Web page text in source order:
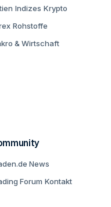
Indizes Krypto
Rohstoffe
& Wirtschaft
News
Forum Kontakt